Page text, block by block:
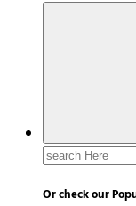
Search
Or check our